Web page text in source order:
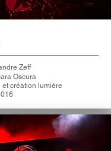
Zeff
Oscura
et création lumière